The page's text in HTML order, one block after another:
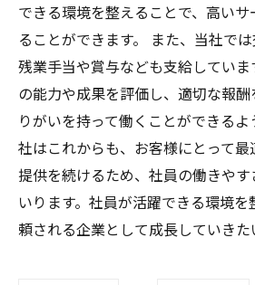
できる環境を整えることで、高い
ることができます。 また、当社では
残業手当や賞与なども支給していま
の能力や成果を評価し、適切な報
りがいを持って働くことができる
社はこれからも、お客様にとって
提供を続けるため、社員の働きや
いります。社員が活躍できる環境
頼される企業として成長していきた